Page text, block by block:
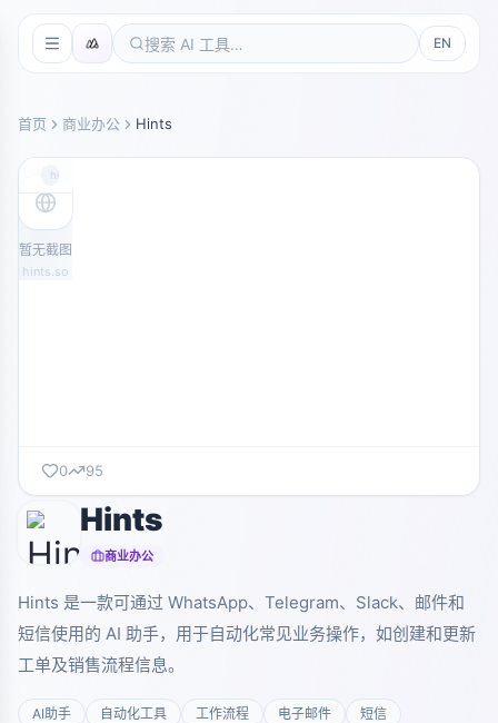
EN
首页 商业办公 Hints
hints.so
暂无截图
hints.so
0 95
Hints
商业办公
Hints 是一款可通过 WhatsApp、Telegram、Slack、邮件和
短信使用的 AI 助手，用于自动化常见业务操作，如创建和更新
工单及销售流程信息。
AI助手 自动化工具 工作流程 电子邮件
短信